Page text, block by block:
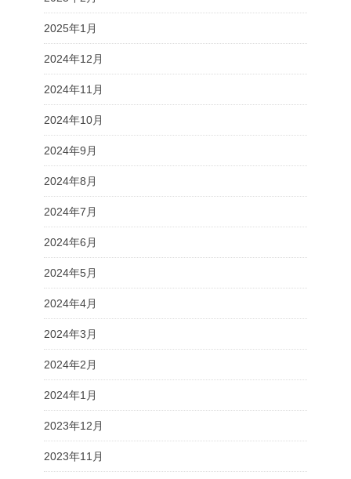
2025年1月
2024年12月
2024年11月
2024年10月
2024年9月
2024年8月
2024年7月
2024年6月
2024年5月
2024年4月
2024年3月
2024年2月
2024年1月
2023年12月
2023年11月